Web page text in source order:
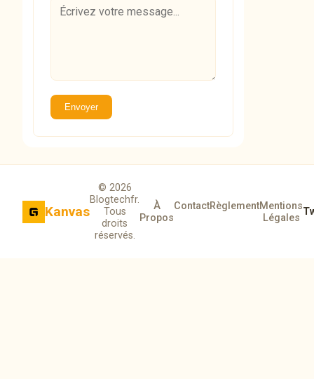
Envoyer
Kanvas
© 2026
Blogtechfr.
Tous
droits
réservés.
À
Propos
ContactRèglementMentions
Légales